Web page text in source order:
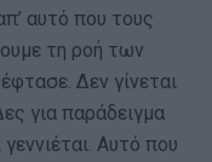
αυτό που τους
τη ροή των
Δεν γίνεται
για παράδειγμα
Αυτό που